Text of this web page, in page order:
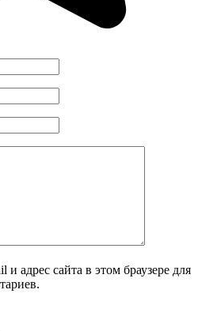
адрес сайта в этом браузере для